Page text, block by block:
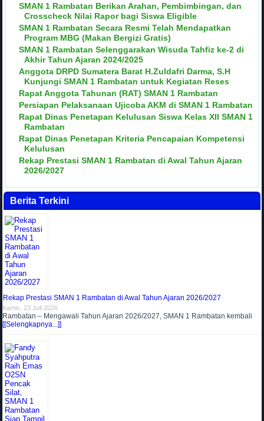
SMAN 1 Rambatan Berikan Arahan, Pembimbingan, dan
Crosscheck Nilai Rapor bagi Siswa Eligible
SMAN 1 Rambatan Secara Resmi Telah Mendapatkan
Program MBG (Makan Bergizi Gratis)
SMAN 1 Rambatan Selenggarakan Wisuda Tahfiz ke-2 di
Akhir Tahun Ajaran 2024/2025
Anggota DRPD Sumatera Barat H.Zuldafri Darma, S.H
Kunjungi SMAN 1 Rambatan untuk Kegiatan Reses
Rapat Anggota Tahunan (RAT) SMAN 1 Rambatan
Persiapan Pelaksanaan Ujicoba AKM di SMAN 1 Rambatan
Rapat Dinas Penetapan Kelulusan Siswa Kelas XII SMAN 1
Rambatan
Rapat Dinas Penetapan Kriteria Pencapaian Kompetensi
Kelulusan
Rekap Prestasi SMAN 1 Rambatan di Awal Tahun Ajaran
2026/2027
Berita Terkini
Rekap Prestasi SMAN 1 Rambatan di Awal Tahun Ajaran 2026/2027
Kamis, 23 Juli 2026
Rambatan – Mengawali Tahun Ajaran 2026/2027, SMAN 1 Rambatan kembali
[[Selengkapnya...]]